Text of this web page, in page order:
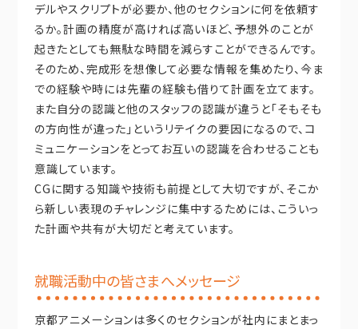
デルやスクリプトが必要か、他のセクションに何を依頼す
るか。計画の精度が高ければ高いほど、予想外のことが
起きたとしても無駄な時間を減らすことができるんです。
そのため、完成形を想像して必要な情報を集めたり、今ま
での経験や時には先輩の経験も借りて計画を立てます。
また自分の認識と他のスタッフの認識が違うと「そもそも
の方向性が違った」というリテイクの要因になるので、コ
ミュニケーションをとってお互いの認識を合わせることも
意識しています。
CGに関する知識や技術も前提として大切ですが、そこか
ら新しい表現のチャレンジに集中するためには、こういっ
た計画や共有が大切だと考えています。
就職活動中の皆さまへメッセージ
京都アニメーションは多くのセクションが社内にまとまっ